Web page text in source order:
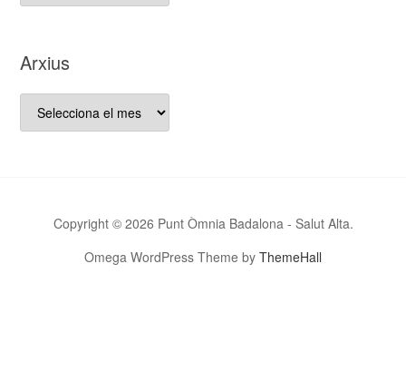
aquest
bloc…
Arxius
Arxius
Copyright © 2026 Punt Òmnia Badalona - Salut Alta.
Omega WordPress Theme by ThemeHall